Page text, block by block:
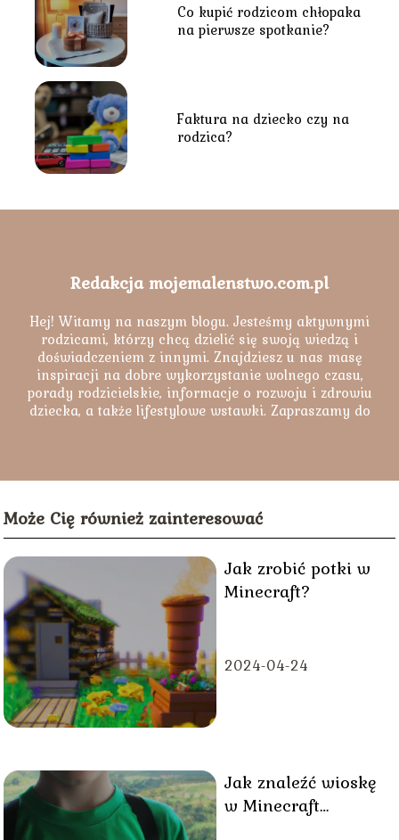
Co kupić rodzicom chłopaka
na pierwsze spotkanie?
Faktura na dziecko czy na
rodzica?
Redakcja mojemalenstwo.com.pl
Hej! Witamy na naszym blogu. Jesteśmy aktywnymi
rodzicami, którzy chcą dzielić się swoją wiedzą i
doświadczeniem z innymi. Znajdziesz u nas masę
inspiracji na dobre wykorzystanie wolnego czasu,
porady rodzicielskie, informacje o rozwoju i zdrowiu
dziecka, a także lifestylowe wstawki. Zapraszamy do
Może Cię również zainteresować
Jak zrobić potki w
Minecraft?
2024-04-24
Jak znaleźć wioskę
w Minecraft